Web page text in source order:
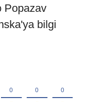
Popazav
bilgi